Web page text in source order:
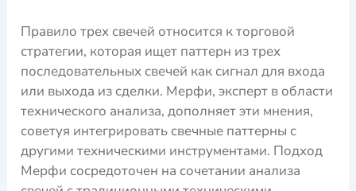
Правило трех свечей относится к торговой
стратегии, которая ищет паттерн из трех
последовательных свечей как сигнал для входа
или выхода из сделки. Мерфи, эксперт в области
технического анализа, дополняет эти мнения,
советуя интегрировать свечные паттерны с
другими техническими инструментами. Подход
Мерфи сосредоточен на сочетании анализа